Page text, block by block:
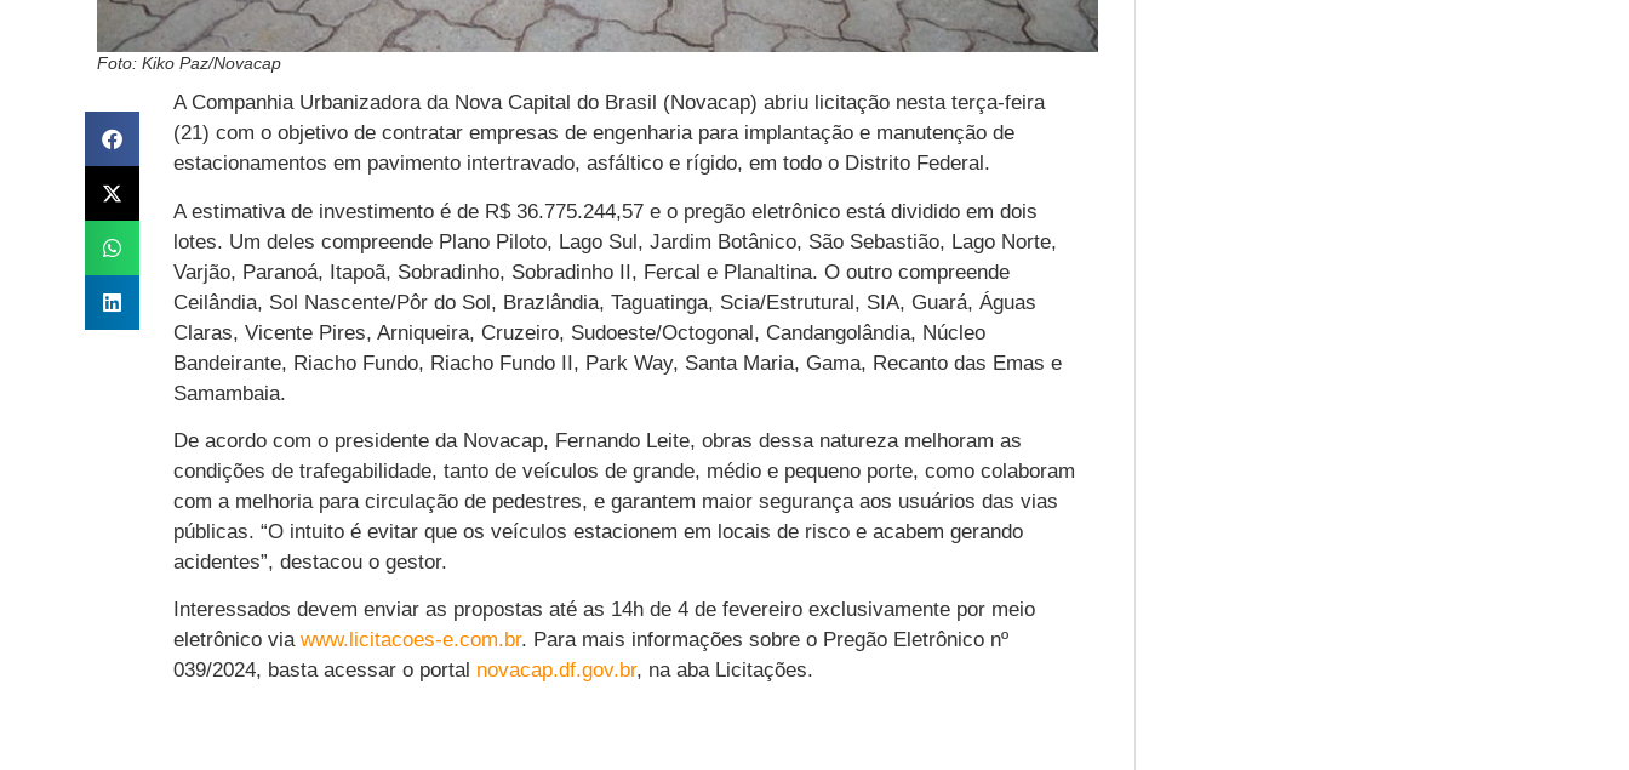
Foto: Kiko Paz/Novacap
A Companhia Urbanizadora da Nova Capital do Brasil (Novacap) abriu licitação nesta terça-feira
(21) com o objetivo de contratar empresas de engenharia para implantação e manutenção de
estacionamentos em pavimento intertravado, asfáltico e rígido, em todo o Distrito Federal.
A estimativa de investimento é de R$ 36.775.244,57 e o pregão eletrônico está dividido em dois
lotes. Um deles compreende Plano Piloto, Lago Sul, Jardim Botânico, São Sebastião, Lago Norte,
Varjão, Paranoá, Itapoã, Sobradinho, Sobradinho II, Fercal e Planaltina. O outro compreende
Ceilândia, Sol Nascente/Pôr do Sol, Brazlândia, Taguatinga, Scia/Estrutural, SIA, Guará, Águas
Claras, Vicente Pires, Arniqueira, Cruzeiro, Sudoeste/Octogonal, Candangolândia, Núcleo
Bandeirante, Riacho Fundo, Riacho Fundo II, Park Way, Santa Maria, Gama, Recanto das Emas e
Samambaia.
De acordo com o presidente da Novacap, Fernando Leite, obras dessa natureza melhoram as
condições de trafegabilidade, tanto de veículos de grande, médio e pequeno porte, como colaboram
com a melhoria para circulação de pedestres, e garantem maior segurança aos usuários das vias
públicas. “O intuito é evitar que os veículos estacionem em locais de risco e acabem gerando
acidentes”, destacou o gestor.
Interessados devem enviar as propostas até as 14h de 4 de fevereiro exclusivamente por meio
eletrônico via www.licitacoes-e.com.br. Para mais informações sobre o Pregão Eletrônico nº
039/2024, basta acessar o portal novacap.df.gov.br, na aba Licitações.